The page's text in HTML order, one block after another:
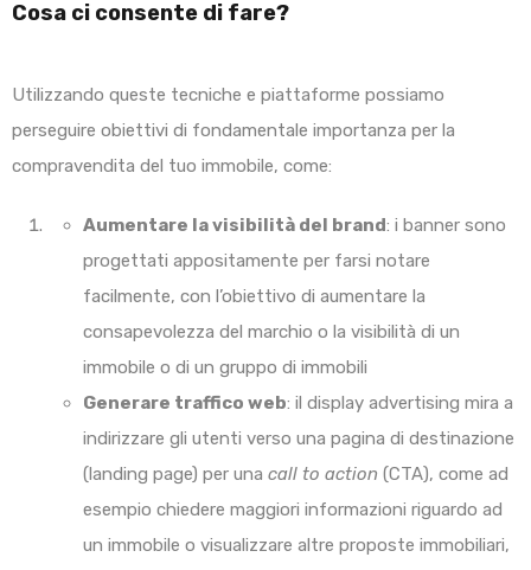
Cosa ci consente di fare?
Utilizzando queste tecniche e piattaforme possiamo
perseguire obiettivi di fondamentale importanza per la
compravendita del tuo immobile, come:
Aumentare la visibilità del brand: i banner sono
progettati appositamente per farsi notare
facilmente, con l’obiettivo di aumentare la
consapevolezza del marchio o la visibilità di un
immobile o di un gruppo di immobili
Generare traffico web: il display advertising mira a
indirizzare gli utenti verso una pagina di destinazione
(landing page) per una call to action (CTA), come ad
esempio chiedere maggiori informazioni riguardo ad
un immobile o visualizzare altre proposte immobiliari,